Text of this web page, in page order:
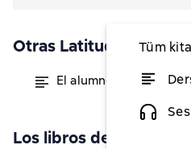
Tüm
Otras Latitudes
El alumno aventajado
Los libros de Mendel